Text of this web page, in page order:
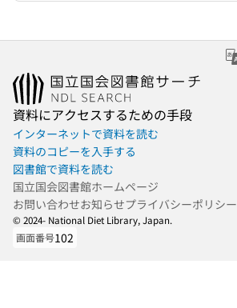
資料にアクセスするための手段
インターネットで資料を読む
資料のコピーを入手する
図書館で資料を読む
国立国会図書館ホームページ
お問い合わせお知らせプライバシーポリシー
© 2024- National Diet Library, Japan.
画面番号102